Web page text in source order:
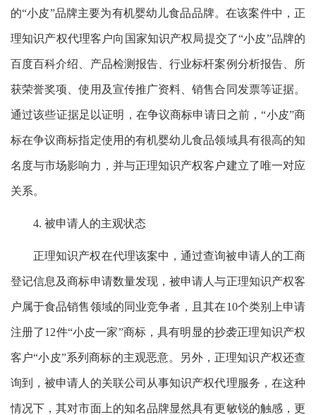
的“小皮”品牌主要为有机婴幼儿食品品牌。在该案件中，正
理知识产权代理客户向国家知识产权局提交了“小皮”品牌的
百度百科介绍、产品检测报告、行业标杆案例分析报告、所
获荣誉奖项、使用及宣传推广资料、销售合同发票等证据。
通过该些证据足以证明，在争议商标申请日之前，“小皮”商
标在争议商标指定使用的有机婴幼儿食品领域具有很高的知
名度与市场影响力，并与正理知识产权客户建立了唯一对应
关系。
4. 被申请人的主观状态
正理知识产权在代理该案中，通过查询被申请人的工商
登记信息及商标申请数量发现，被申请人与正理知识产权客
户属于食品销售领域的同业竞争者，且其在10个类别上申请
注册了12件“小皮一家”商标，具有明显的抄袭正理知识产权
客户“小皮”系列商标的主观恶意。另外，正理知识产权还查
询到，被申请人的关联公司从事知识产权代理服务，在这种
情况下，其对市面上的知名品牌显然具有更敏锐的触感，更